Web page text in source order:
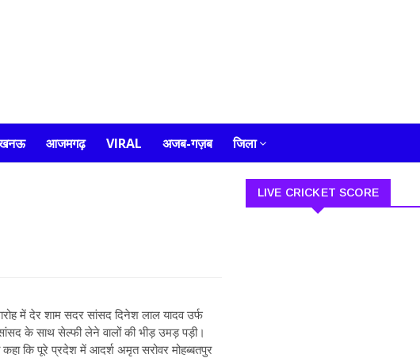
आजमगढ़ VIRAL अजब-गज़ब जिला
में देर शाम सदर सांसद दिनेश लाल यादव उर्फ
के साथ सेल्फी लेने वालों की भीड़ उमड़ पड़ी।
कि पूरे प्रदेश में आदर्श अमृत सरोवर मोहब्बतपुर
LIVE CRICKET SCORE